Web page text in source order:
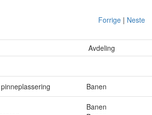
Forrige| Neste
Avdeling
Banen
Banen